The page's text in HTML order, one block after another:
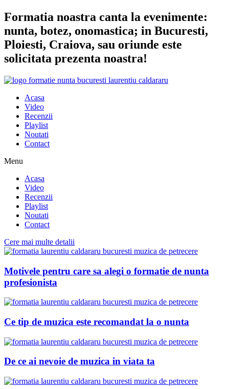
Sari
la
conținut
Formatia noastra canta la evenimente:
nunta, botez, onomastica; in Bucuresti,
Ploiesti, Craiova, sau oriunde este
solicitata prezenta noastra!
Acasa
Video
Recenzii
Playlist
Noutati
Contact
Menu
Acasa
Video
Recenzii
Playlist
Noutati
Contact
Cere mai multe detalii
Motivele pentru care sa alegi o formatie de nunta
profesionista
Ce tip de muzica este recomandat la o nunta
De ce ai nevoie de muzica in viata ta